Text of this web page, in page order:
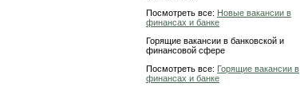
Посмотреть все: Новые вакансии в
финансах и банке
Горящие вакансии в банковской и
финансовой сфере
Посмотреть все: Горящие вакансии в
финансах и банке